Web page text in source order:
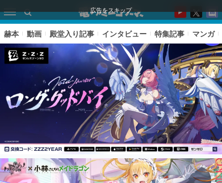
広告をスキップ
ピックアップ
赫本 動画 殿堂入り記事 インタビュー 特集記事 マンガ